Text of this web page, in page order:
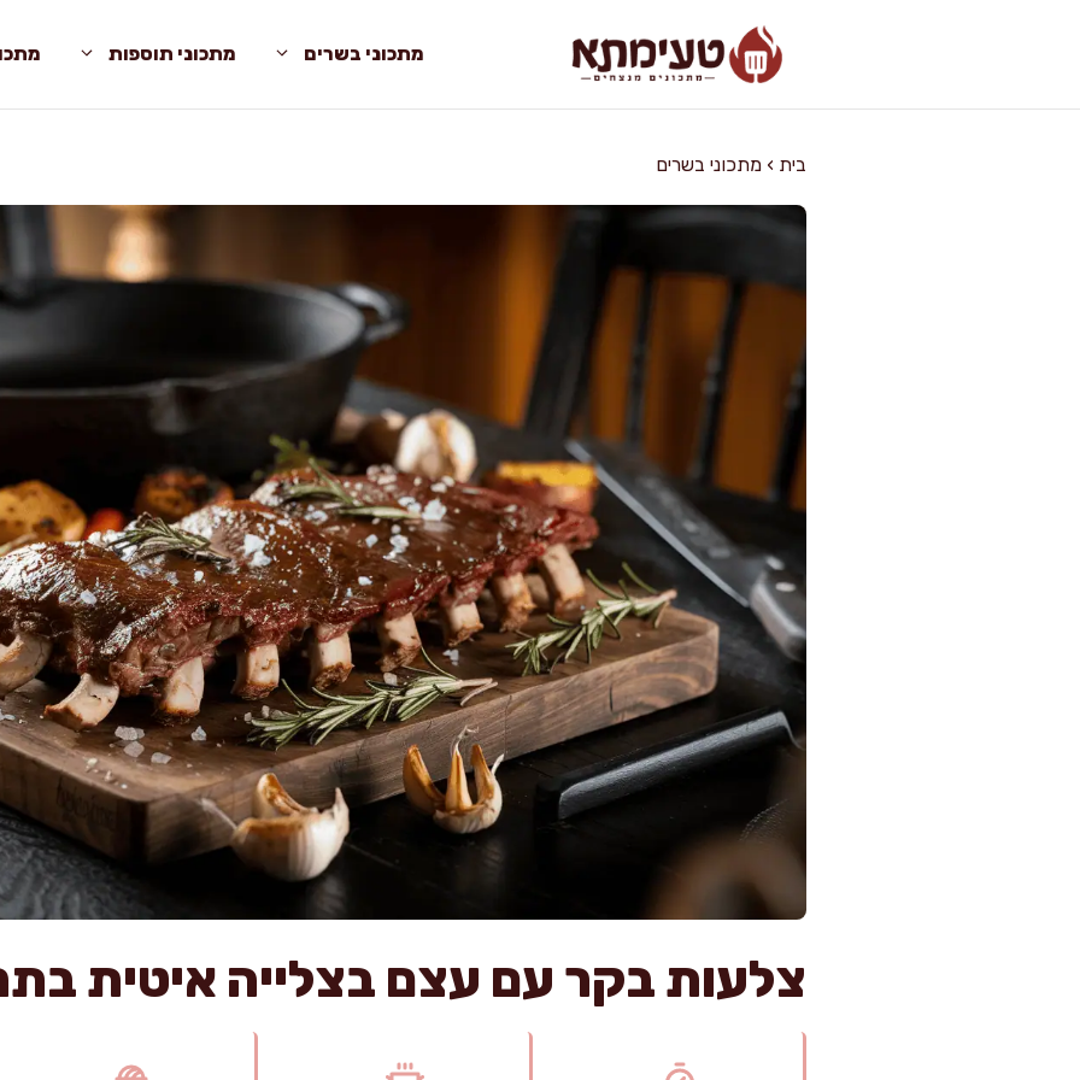
מתכוני בשרים מתכוני תוספות
בית › מתכוני בשרים
צלעות בקר עם עצם בצלייה איטית